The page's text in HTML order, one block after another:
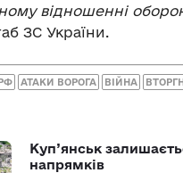
відношенні
ЗС України.
АТАКИ ВОРОГА ВІЙНА
Куп’янськ
напрямків